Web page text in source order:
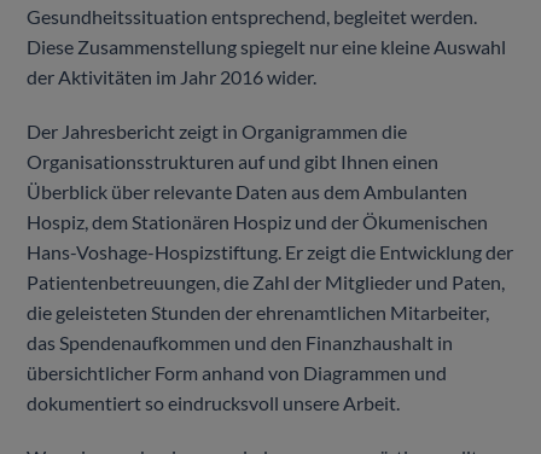
Gesundheitssituation entsprechend, begleitet werden.
Diese Zusammenstellung spiegelt nur eine kleine Auswahl
der Aktivitäten im Jahr 2016 wider.
Der Jahresbericht zeigt in Organigrammen die
Organisationsstrukturen auf und gibt Ihnen einen
Überblick über relevante Daten aus dem Ambulanten
Hospiz, dem Stationären Hospiz und der Ökumenischen
Hans-Voshage-Hospizstiftung. Er zeigt die Entwicklung der
Patientenbetreuungen, die Zahl der Mitglieder und Paten,
die geleisteten Stunden der ehrenamtlichen Mitarbeiter,
das Spendenaufkommen und den Finanzhaushalt in
übersichtlicher Form anhand von Diagrammen und
dokumentiert so eindrucksvoll unsere Arbeit.